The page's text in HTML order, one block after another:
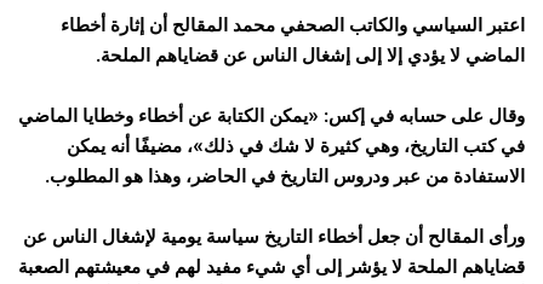
اعتبر السياسي والكاتب الصحفي محمد المقالح أن إثارة أخطاء
الماضي لا يؤدي إلا إلى إشغال الناس عن قضاياهم الملحة.
وقال على حسابه في إكس: «يمكن الكتابة عن أخطاء وخطايا الماضي
في كتب التاريخ، وهي كثيرة لا شك في ذلك»، مضيفًا أنه يمكن
الاستفادة من عبر ودروس التاريخ في الحاضر، وهذا هو المطلوب.
ورأى المقالح أن جعل أخطاء التاريخ سياسة يومية لإشغال الناس عن
قضاياهم الملحة لا يؤشر إلى أي شيء مفيد لهم في معيشتهم الصعبة